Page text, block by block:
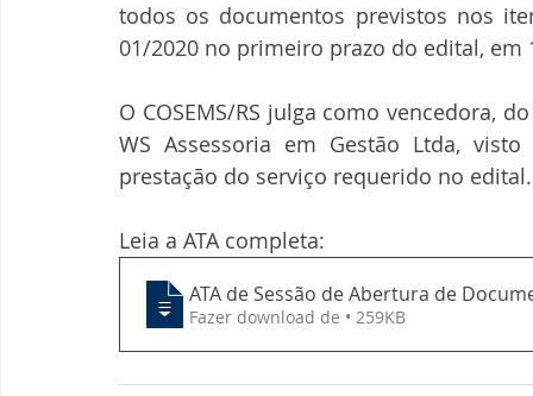
todos os documentos previstos nos
01/2020 no primeiro prazo do edital, em
O COSEMS/RS julga como vencedora,
WS Assessoria em Gestão Ltda,
prestação do serviço requerido no edital.
Leia a ATA completa:
ATA de Sessão de Abertura de
Fazer download de • 259KB